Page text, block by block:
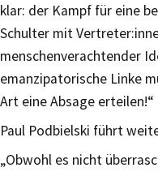
klar: der Kampf für eine
Schulter mit
menschenverachtender
emanzipatorische Linke
Art eine Absage erteilen!“
Paul Podbielski führt
„Obwohl es nicht